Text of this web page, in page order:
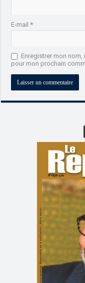
E-mail*
Enregistrer mon
pour mon prochain